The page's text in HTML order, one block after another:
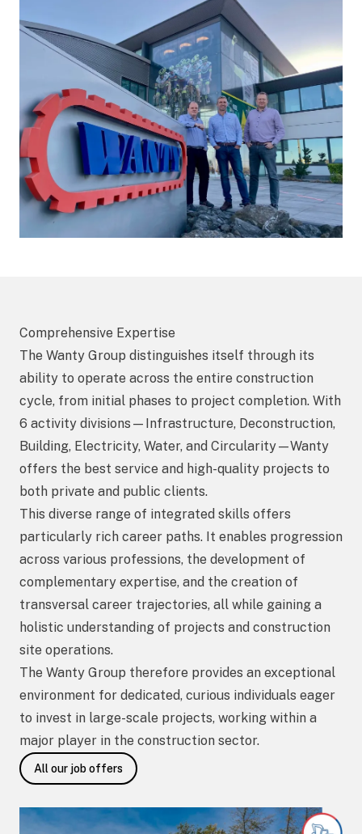
Comprehensive Expertise
The Wanty Group distinguishes itself through its
ability to operate across the entire construction
cycle, from initial phases to project completion. With
6 activity divisions—Infrastructure, Deconstruction,
Building, Electricity, Water, and Circularity—Wanty
offers the best service and high-quality projects to
both private and public clients.
This diverse range of integrated skills offers
particularly rich career paths. It enables progression
across various professions, the development of
complementary expertise, and the creation of
transversal career trajectories, all while gaining a
holistic understanding of projects and construction
site operations.
The Wanty Group therefore provides an exceptional
environment for dedicated, curious individuals eager
to invest in large-scale projects, working within a
major player in the construction sector.
All our job offers